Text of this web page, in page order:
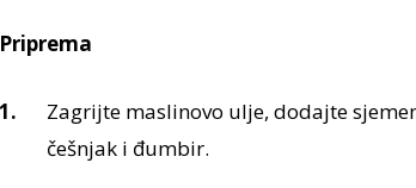
Priprema
Zagrijte maslinovo ulje, dodajte
češnjak i đumbir.